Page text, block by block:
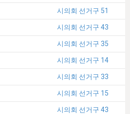
시의회 선거구 51
시의회 선거구 43
시의회 선거구 35
시의회 선거구 14
시의회 선거구 33
시의회 선거구 15
시의회 선거구 43